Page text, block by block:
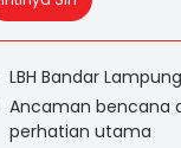
LBH Bandar
Ancaman bencana
perhatian utama